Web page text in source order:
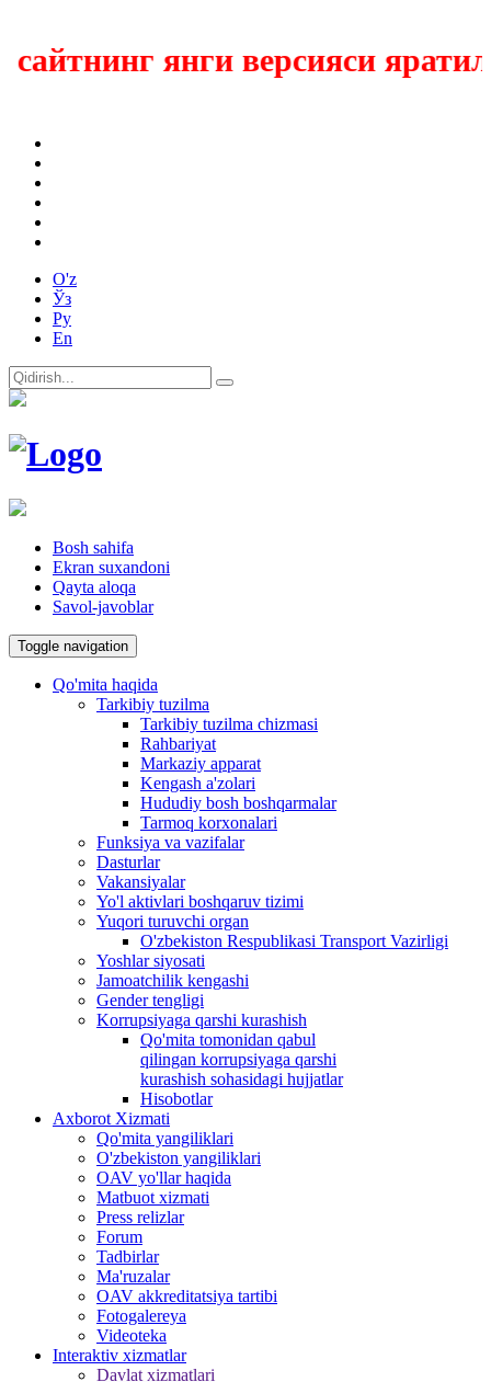
янги версияси
O'z
Ўз
Ру
En
Bosh sahifa
Ekran suxandoni
Qayta aloqa
Savol-javoblar
Toggle navigation
Qo'mita haqida
Tarkibiy tuzilma
Tarkibiy tuzilma chizmasi
Rahbariyat
Markaziy apparat
Kengash a'zolari
Hududiy bosh boshqarmalar
Tarmoq korxonalari
Funksiya va vazifalar
Dasturlar
Vakansiyalar
Yo'l aktivlari boshqaruv tizimi
Yuqori turuvchi organ
O'zbekiston Respublikasi Transport Vazirligi
Yoshlar siyosati
Jamoatchilik kengashi
Gender tengligi
Korrupsiyaga qarshi kurashish
Qo'mita tomonidan qabul
qilingan korrupsiyaga qarshi
kurashish sohasidagi hujjatlar
Hisobotlar
Аxborot Xizmati
Qo'mita yangiliklari
O'zbekiston yangiliklari
OAV yo'llar haqida
Matbuot xizmati
Press relizlar
Forum
Tadbirlar
Ma'ruzalar
OAV akkreditatsiya tartibi
Fotogalereya
Videoteka
Interaktiv xizmatlar
Davlat xizmatlari